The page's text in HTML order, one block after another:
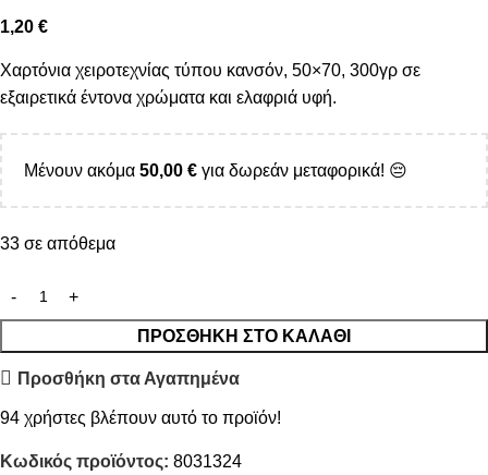
1,20 €
Χαρτόνια χειροτεχνίας τύπου κανσόν, 50×70, 300γρ σε
εξαιρετικά έντονα χρώματα και ελαφριά υφή.
Μένουν ακόμα 50,00 € για δωρεάν μεταφορικά! 😔
33 σε απόθεμα
ΠΡΟΣΘΉΚΗ ΣΤΟ ΚΑΛΆΘΙ
Προσθήκη στα Αγαπημένα
94 χρήστες βλέπουν αυτό το προϊόν!
Κωδικός προϊόντος: 8031324